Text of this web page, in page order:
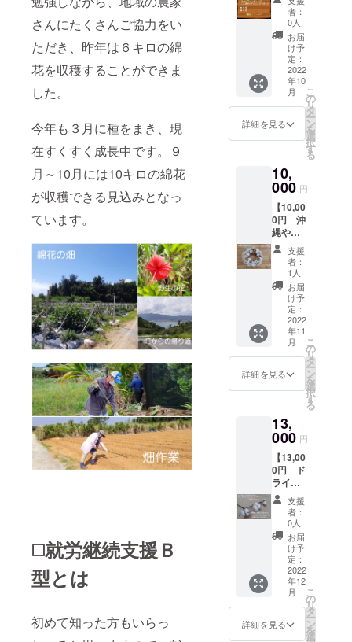
さんにたくさんご協力をい
ただき、昨年は６キロの綿
花を収穫することができま
した。
今年も３月に種をまき、現
在すくすく成長中です。９
月～10月には10キロの綿花
が収穫できる見込みとなっ
ています。
◻️就労継続支援Ｂ
型とは
初めて知った方もいらっ
用・通
年用、
どちら
かお選
びくだ
さい
（ただ
し細か
なデザ
インは
イズ直
径20cm
程度で
作成し
ます）
どんな
可愛い
リース
が届く
かお楽
しみに♪
・綿花
の種
（ご希
望の方
のみ）
看板に
お名前
掲載】
・お礼
のお手
板にご
支援感
謝の気
持ちで
お名前
(または
ネーム
など)掲
載 看
板は事
業所前
に2022
年12月
から２
年間設
置予定
です ※
備考欄
に掲載
のお名
前・ペ
ンネー
ムなど
い(15文
字まで)
・綿花
の種(ご
希望の
方のみ)
者：
0人
お届
け予
定：
2022
年10
月
詳細を見る
こ
の
リ
タ
ー
ン
を
選
択
す
る
10,
000 円
【10,00
0円 沖
縄やん
ばる産
綿花の
リー
ス】 ・
お礼の
お手紙
・フラ
ワー
リー
ス 今
年の秋
収穫の
綿花で
コット
ンたっ
ぷりの
リース
をお届
けしま
す コッ
トンの
他に月
桃の実
など沖
縄の材
料を
使って
作りま
す リー
スのサ
支援
者：
1人
お届
け予
定：
2022
年11
月
詳細を見る
こ
の
リ
タ
ー
ン
を
選
択
す
る
13,
000 円
【13,00
0円 ド
ライフ
ラワー
５本・
ふらそ
らクロ
ス３サ
イズ
セッ
ト】 ・
ドライ
フラ
ワー５
本セッ
支援
者：
0人
お届
け予
定：
2022
年12
月
詳細を見る
こ
の
リ
タ
ー
ン
を
選